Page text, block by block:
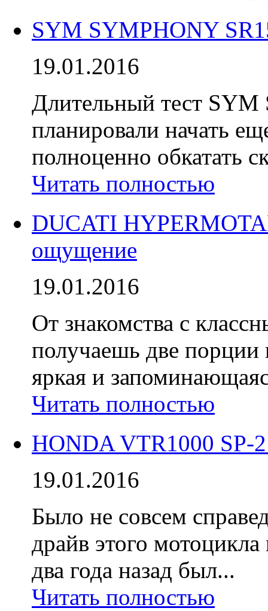
SYM SYMPHONY
19.01.2016
Длительный тест
планировали начать
полноценно обкатать
Читать полностью
DUCATI
ощущение
19.01.2016
От знакомства с
получаешь две порции
яркая и
Читать полностью
HONDA VTR1000 SP-
19.01.2016
Было не совсем
драйв этого
два года назад был...
Читать полностью